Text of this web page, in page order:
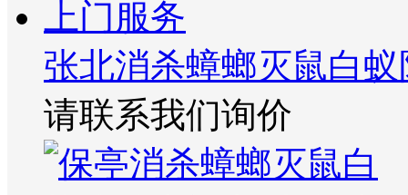
张北消杀蟑螂灭鼠白
请联系我们询价